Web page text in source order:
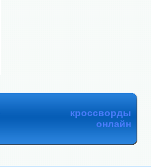
кроссворды
онлайн